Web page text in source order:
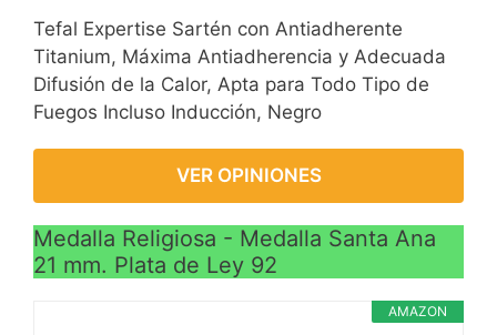
Tefal Expertise Sartén con Antiadherente
Titanium, Máxima Antiadherencia y Adecuada
Difusión de la Calor, Apta para Todo Tipo de
Fuegos Incluso Inducción, Negro
VER OPINIONES
Medalla Religiosa - Medalla Santa Ana
21 mm. Plata de Ley 92
AMAZON